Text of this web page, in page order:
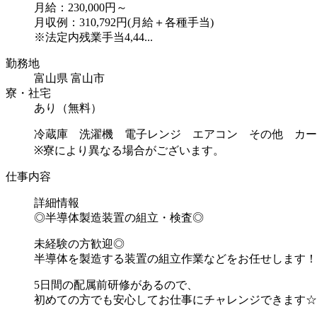
月給：230,000円～
月収例：310,792円(月給＋各種手当)
※法定内残業手当4,44...
勤務地
富山県 富山市
寮・社宅
あり（無料）
冷蔵庫 洗濯機 電子レンジ エアコン その他 カー
※寮により異なる場合がございます。
仕事内容
詳細情報
◎半導体製造装置の組立・検査◎
未経験の方歓迎◎
半導体を製造する装置の組立作業などをお任せします！
5日間の配属前研修があるので、
初めての方でも安心してお仕事にチャレンジできます☆